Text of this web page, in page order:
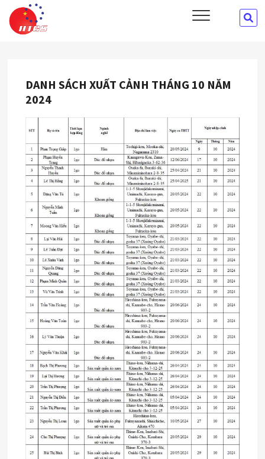
content
CÔNG TY CỔ PHẦN ĐÀO TẠO VÀ CUNG ỨNG NHÂN LỰC HTCS
DANH SÁCH XUẤT CẢNH THÁNG 10 NĂM
2024